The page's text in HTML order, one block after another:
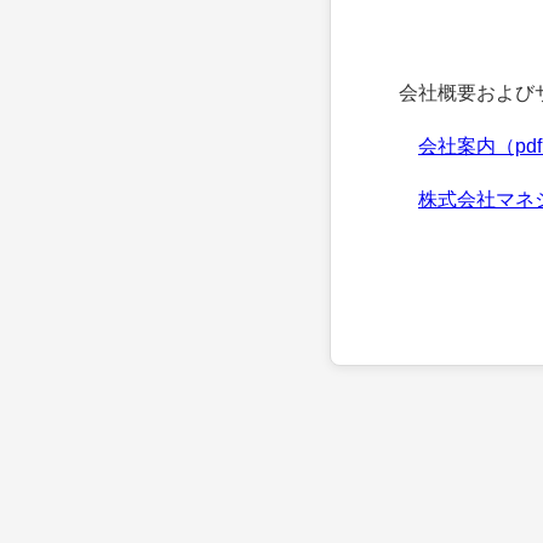
会社概要および
会社案内（
株式会社マネ